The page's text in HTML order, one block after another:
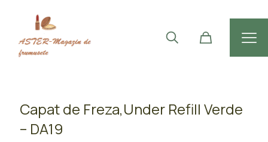
Capat de Freza,Under Refill Verde
– DA19